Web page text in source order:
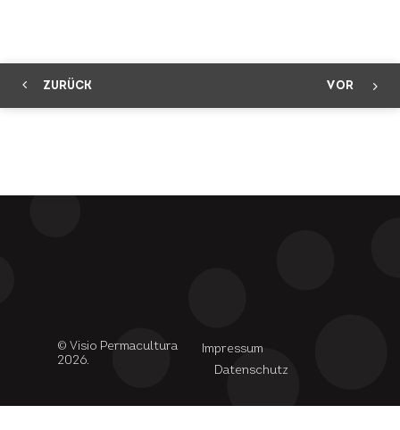
ZURÜCK VOR
© Visio Permacultura
2026.
Impressum
Datenschutz